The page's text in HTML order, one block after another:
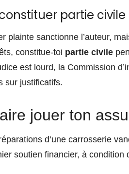
partie
plainte sanctionne l’auteur,
constitue-toi partie civile
est lourd, la Commission
sur justificatifs.
jouer ton
d’une carrosserie
soutien financier, à condition